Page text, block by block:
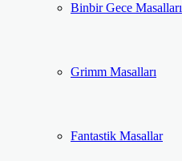
Binbir Gece Masalları
Grimm Masalları
Fantastik Masallar